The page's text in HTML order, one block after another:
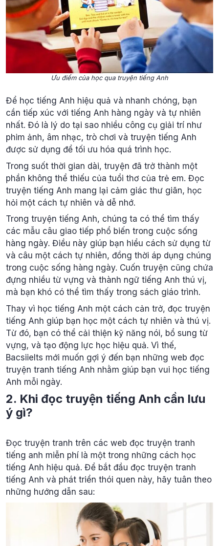
Ưu điểm của học qua truyện tiếng Anh
Để học tiếng Anh hiệu quả và nhanh chóng, bạn
cần tiếp xúc với tiếng Anh hàng ngày và tự nhiên
nhất. Đó là lý do tại sao nhiều công cụ giải trí như
phim ảnh, âm nhạc, trò chơi và truyện tiếng Anh
được sử dụng để tối ưu hóa quá trình học.
Trong suốt thời gian dài, truyện đã trở thành một
phần không thể thiếu của tuổi thơ của trẻ em. Đọc
truyện tiếng Anh mang lại cảm giác thư giãn, học
hỏi một cách tự nhiên và dễ nhớ.
Trong truyện tiếng Anh, chúng ta có thể tìm thấy
các mẫu câu giao tiếp phổ biến trong cuộc sống
hàng ngày. Điều này giúp bạn hiểu cách sử dụng từ
và câu một cách tự nhiên, đồng thời áp dụng chúng
trong cuộc sống hàng ngày. Cuốn truyện cũng chứa
đựng nhiều từ vựng và thành ngữ tiếng Anh thú vị,
mà bạn khó có thể tìm thấy trong sách giáo trình.
Thay vì học tiếng Anh một cách cản trở, đọc truyện
tiếng Anh giúp bạn học một cách tự nhiên và thú vị.
Từ đó, bạn có thể cải thiện kỹ năng nói, bổ sung từ
vựng, và tạo động lực học hiệu quả. Vì thế,
Bacsiielts mới muốn gợi ý đến bạn những web đọc
truyện tranh tiếng Anh nhằm giúp bạn vui học tiếng
Anh mỗi ngày.
2. Khi đọc truyện tiếng Anh cần lưu
ý gì?
Đọc truyện tranh trên các web đọc truyện tranh
tiếng anh miễn phí là một trong những cách học
tiếng Anh hiệu quả. Để bắt đầu đọc truyện tranh
tiếng Anh và phát triển thói quen này, hãy tuân theo
những hướng dẫn sau: